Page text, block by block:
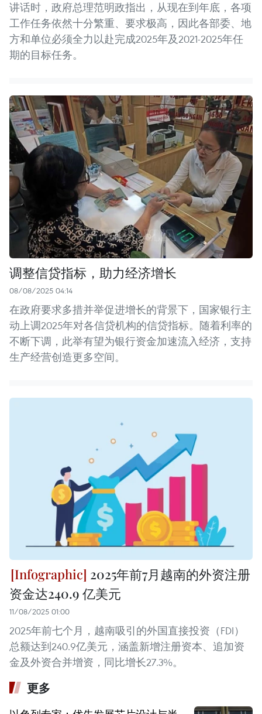
讲话时，政府总理范明政指出，从现在到年底，各项
工作任务依然十分繁重、要求极高，因此各部委、地
方和单位必须全力以赴完成2025年及2021-2025年任
期的目标任务。
调整信贷指标，助力经济增长
08/08/2025 04:14
在政府要求多措并举促进增长的背景下，国家银行主
动上调2025年对各信贷机构的信贷指标。随着利率的
不断下调，此举有望为银行资金加速流入经济，支持
生产经营创造更多空间。
2025年前7月越南的外资注册
资金达240.9 亿美元
11/08/2025 01:00
2025年前七个月，越南吸引的外国直接投资（FDI）
总额达到240.9亿美元，涵盖新增注册资本、追加资
金及外资合并增资，同比增长27.3%。
更多